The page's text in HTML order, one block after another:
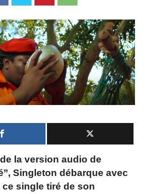
la version audio de
Singleton débarque avec
ce single tiré de son